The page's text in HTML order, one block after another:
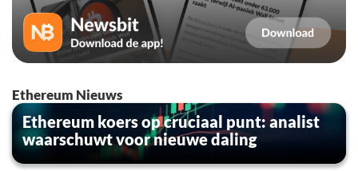
Ethereum Nieuws
Ethereum koers op cruciaal punt: analist
waarschuwt voor nieuwe daling